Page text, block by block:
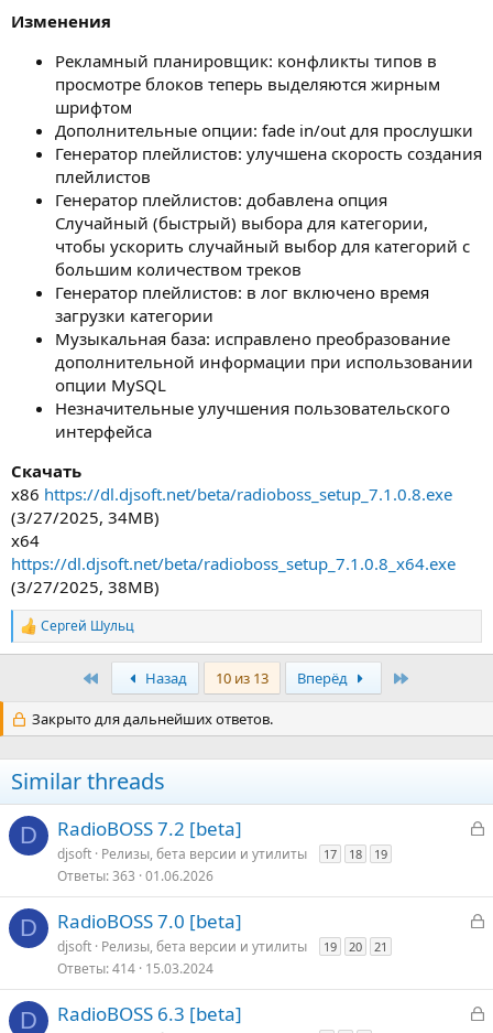
Изменения
Рекламный планировщик: конфликты типов в
просмотре блоков теперь выделяются жирным
шрифтом
Дополнительные опции: fade in/out для прослушки
Генератор плейлистов: улучшена скорость создания
плейлистов
Генератор плейлистов: добавлена опция
Случайный (быстрый) выбора для категории,
чтобы ускорить случайный выбор для категорий с
большим количеством треков
Генератор плейлистов: в лог включено время
загрузки категории
Музыкальная база: исправлено преобразование
дополнительной информации при использовании
опции MySQL
Незначительные улучшения пользовательского
интерфейса
Скачать
x86 https://dl.djsoft.net/beta/radioboss_setup_7.1.0.8.exe
(3/27/2025, 34MB)
x64
https://dl.djsoft.net/beta/radioboss_setup_7.1.0.8_x64.exe
(3/27/2025, 38MB)
Р
е
и
и
:
Сергей Шульц
ПервыйНазад 10 из 13 Вперёд
Закрыто для дальнейших ответов.
Similar threads
D
З
р
RadioBOSS 7.2 [beta]
djsoft Релизы, бета версии и утилиты 17 18 19
Ответы 363 01.06.2026
D
З
р
RadioBOSS 7.0 [beta]
djsoft Релизы, бета версии и утилиты 19 20 21
Ответы 414 15.03.2024
D
З
RadioBOSS 6.3 [beta]